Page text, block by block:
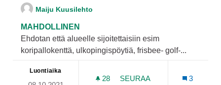
Maiju Kuusilehto
MAHDOLLINEN
Ehdotan että alueelle sijoitettaisiin esim
koripallokenttä, ulkopingispöytiä, frisbee- golf-...
Luontiaika
28 28 SEURAAJAA
SEURAA
3